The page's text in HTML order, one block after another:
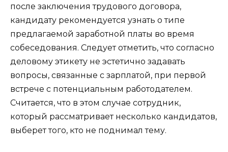
после заключения трудового договора,
кандидату рекомендуется узнать о типе
предлагаемой заработной платы во время
собеседования. Следует отметить, что согласно
деловому этикету не эстетично задавать
вопросы, связанные с зарплатой, при первой
встрече с потенциальным работодателем.
Считается, что в этом случае сотрудник,
который рассматривает несколько кандидатов,
выберет того, кто не поднимал тему.